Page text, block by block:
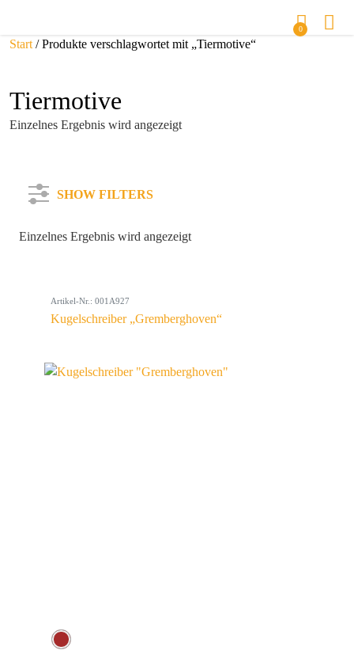
0
Start / Produkte verschlagwortet mit „Tiermotive“
Tiermotive
Einzelnes Ergebnis wird angezeigt
SHOW FILTERS
Farbe
Einzelnes Ergebnis wird angezeigt
Artikel-Nr.: 001A927
Kugelschreiber „Gremberghoven“